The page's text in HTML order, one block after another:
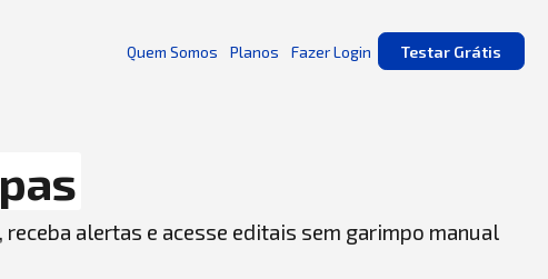
Quem Somos Planos Fazer Login Testar Grátis
alertas e acesse editais sem garimpo manual